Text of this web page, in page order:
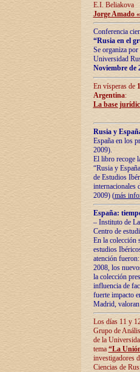
E.I. Beliakova
Jorge Amado
Conferencia
“Rusia en el
Se organiza
Universidad
Noviembre de
En vísperas de
Argentina:
La base
Rusia y
España en los
2009).
El libro recoge
“Rusia y
de Estudios
internacionales
2009) (más
España:
– Instituto de
Centro de
En la colección
estudios
atención
2008, los
la colección
influencia de
fuerte impacto
Madrid,
Los días 11 y
Grupo de
de la
tema “La
investigadores
Ciencias de